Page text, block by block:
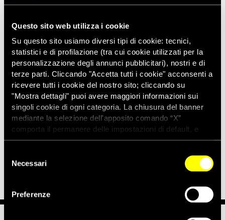
Questo sito web utilizza i cookie
Su questo sito usiamo diversi tipi di cookie: tecnici,
statistici e di profilazione (tra cui cookie utilizzati per la
personalizzazione degli annunci pubblicitari), nostri e di
terze parti. Cliccando "Accetta tutti i cookie" acconsenti a
ricevere tutti i cookie del nostro sito; cliccando su
"Mostra dettagli" puoi avere maggiori informazioni sui
singoli cookie di ogni categoria. La chiusura del banner
mediante la selezione dell'apposito comando “X”
comporta il permanere delle impostazioni di default, e
dunque la continuazione della navigazione con i cookie
dei cookie attivi sul sito clicca
delNecessari
Preferenze
Queste accuse si inseriscono in un contesto più ampio, nel
attivisti per i diritti umani e detenzioni arbitrarie a causa del
loro lavoro.
A febbraio, 45 attivisti sono stati accusati di alto tradimento
per aver preso parte alla visione di video sulle manifestazioni
in Tunisia ed Egitto. Trentacinque sono stati assolti, ma i
restanti sei, rilasciati su cauzione, potrebbero essere
condannati a morte, se ritenuti colpevoli.
Jenni Williams e Magodonga Mahlangu, leader
dell’organizzazione Women of Zimbabwe Arise (Woza) di
prolungate.